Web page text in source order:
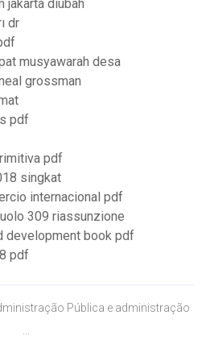
jakarta diubah
dr
musyawarah desa
grossman
pdf
pdf
singkat
internacional pdf
309 riassunzione
development book pdf
pdf
Pública e administração